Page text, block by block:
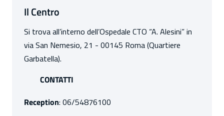
Il Centro
Si trova all’interno dell’Ospedale CTO “A. Alesini” in
via San Nemesio, 21 - 00145 Roma (Quartiere
Garbatella).
CONTATTI
Reception: 06/54876100